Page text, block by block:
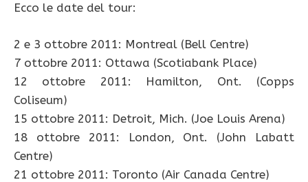
Ecco le date del tour:
2 e 3 ottobre 2011: Montreal (Bell Centre)
7 ottobre 2011: Ottawa (Scotiabank Place)
12 ottobre 2011: Hamilton, Ont. (Copps
Coliseum)
15 ottobre 2011: Detroit, Mich. (Joe Louis Arena)
18 ottobre 2011: London, Ont. (John Labatt
Centre)
21 ottobre 2011: Toronto (Air Canada Centre)